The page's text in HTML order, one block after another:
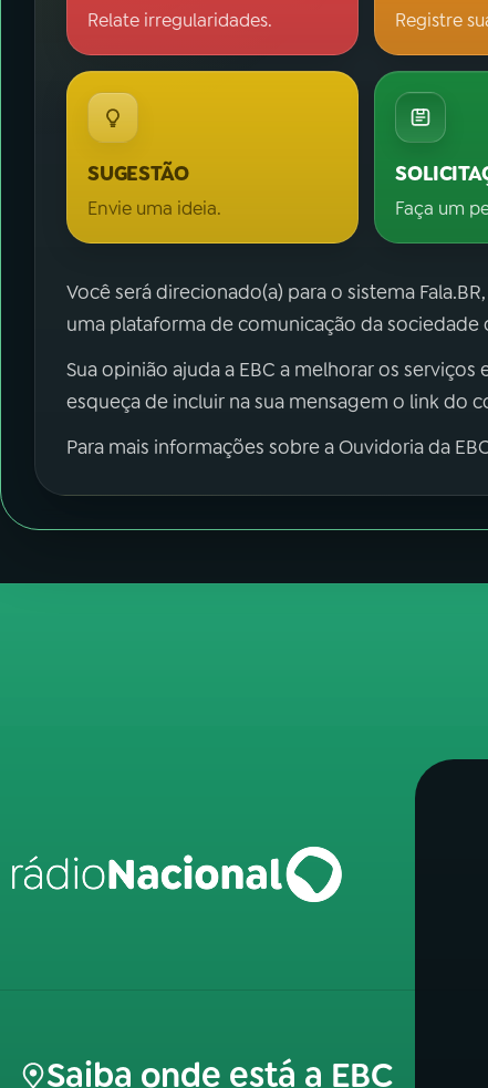
Relate irregularidades. Registre
SUGESTÃO
Envie uma ideia. Faça um
Você será direcionado(a) para o sistema
uma plataforma de comunicação da
Sua opinião ajuda a EBC a melhorar os
esqueça de incluir na sua mensagem o link do
Para mais informações sobre a Ouvidoria da
Saiba onde está a EBC